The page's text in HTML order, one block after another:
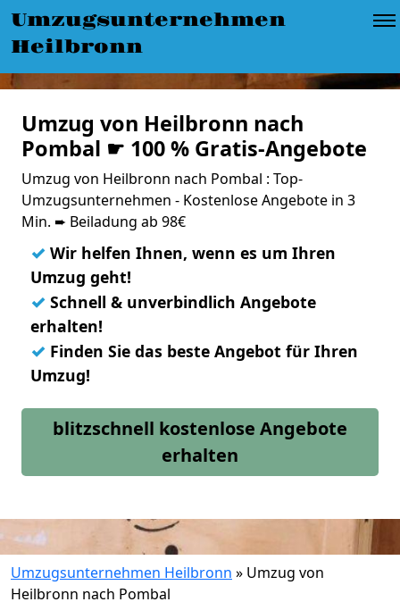
Umzugsunternehmen
Heilbronn
Umzug von Heilbronn nach
Pombal ☛ 100 % Gratis-Angebote
Umzug von Heilbronn nach Pombal : Top-
Umzugsunternehmen - Kostenlose Angebote in 3
Min. ➨ Beiladung ab 98€
✓ Wir helfen Ihnen, wenn es um Ihren
Umzug geht!
✓ Schnell & unverbindlich Angebote
erhalten!
✓ Finden Sie das beste Angebot für Ihren
Umzug!
blitzschnell kostenlose Angebote
erhalten
Umzugsunternehmen Heilbronn » Umzug von
Heilbronn nach Pombal